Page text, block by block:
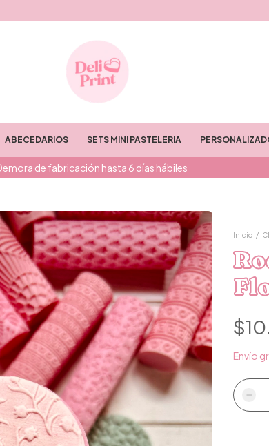
de fabricación hasta 6 días hábiles
ABECEDARIOS SETS MINI PASTELERIA
Inicio /
Envío